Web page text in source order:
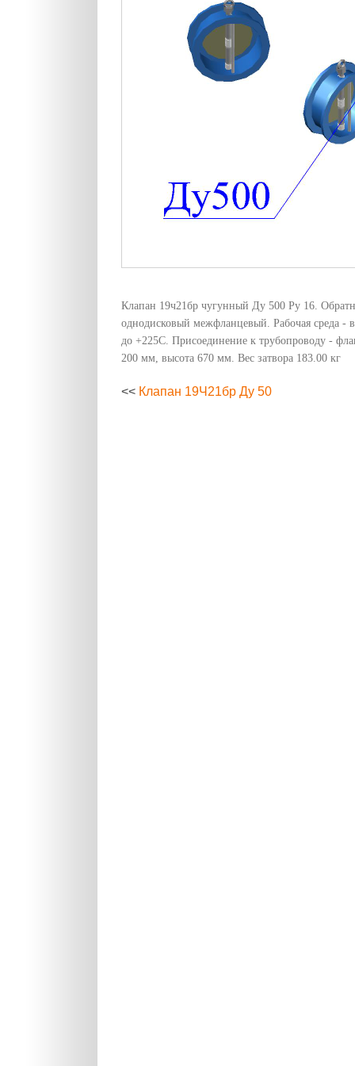
Клапан 19ч21бр чугунный Ду 500 Pу 16.
однодисковый межфланцевый. Рабочая среда -
до +225C. Присоединение к трубопроводу -
200 мм, высота 670 мм. Вес затвора 183.00 кг
<< Клапан 19Ч21бр Ду 50